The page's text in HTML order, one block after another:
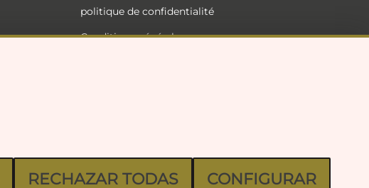
politique de confidentialité
Conditions générales
RECHAZAR TODAS CONFIGURAR